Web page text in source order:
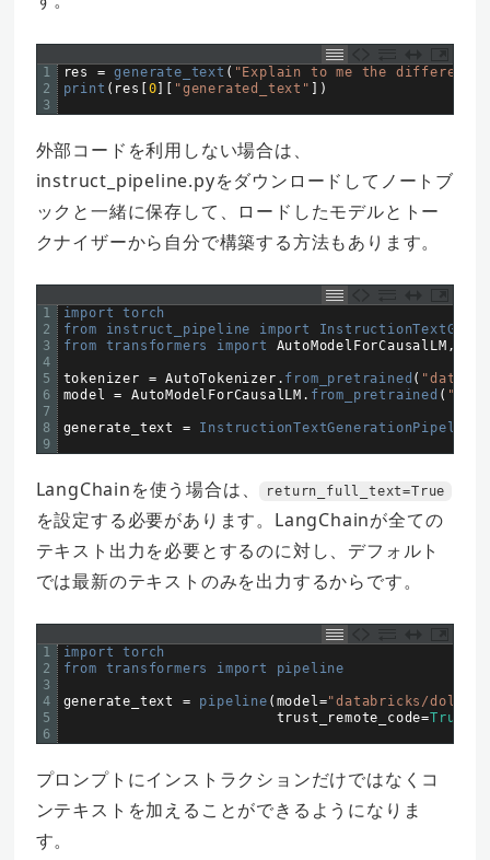
1
2
3
res = generate_text ( "Explain to me the
print ( res [0] [ "generated_text" ] )
外部コードを利用しない場合は、
instruct_pipeline.pyをダウンロードしてノートブ
ックと一緒に保存して、ロードしたモデルとトー
クナイザーから自分で構築する方法もあります。
1
2
3
4
5
6
7
8
9
import torch
from
instruct_pipeline import
from transformers import AutoModelForCausalLM ,
tokenizer = AutoTokenizer . from_pretrained (
model
= AutoModelForCausalLM . from_pretrained (
generate_text = InstructionTextGenerationPipeline
LangChainを使う場合は、 return_full_text=True
を設定する必要があります。LangChainが全ての
テキスト出力を必要とするのに対し、デフォルト
では最新のテキストのみを出力するからです。
1
2
3
4
5
6
import torch
from transformers import pipeline
generate_text = pipeline ( model="databricks/dolly-
trust_remote_code=True
プロンプトにインストラクションだけではなくコ
ンテキストを加えることができるようになりま
す。